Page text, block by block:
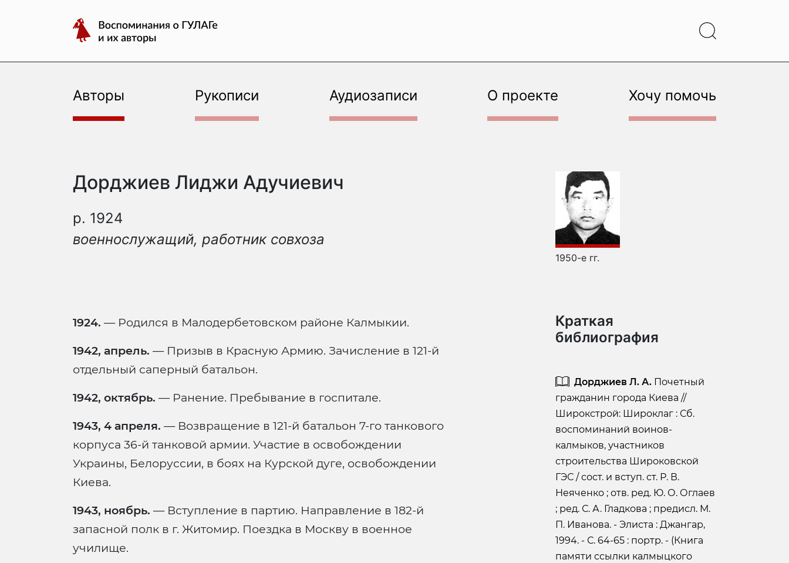
Воспоминания
о
и
авторы
Авторы Рукописи Аудиозаписи О проекте Хочу помочь
Дорджиев Лиджи Адучиевич
р. 1924
военнослужащий, работник совхоза
1950-е гг.
1924. — Родился в Малодербетовском районе Калмыкии.
1942, апрель. — Призыв в Красную Армию. Зачисление в 121-й
отдельный саперный батальон.
1942, октябрь. — Ранение. Пребывание в госпитале.
1943, 4 апреля. — Возвращение в 121-й батальон 7-го танкового
корпуса 36-й танковой армии. Участие в освобождении
Украины, Белоруссии, в боях на Курской дуге, освобождении
Киева.
1943, ноябрь. — Вступление в партию. Направление в 182-й
запасной полк в г. Житомир. Поездка в Москву в военное
училище.
Краткая
библиография
Дорджиев Л. А. Почетный
гражданин города Киева //
Широкстрой: Широклаг : Сб.
воспоминаний воинов-
калмыков, участников
строительства Широковской
ГЭС / сост. и вступ. ст. Р. В.
Неяченко ; отв. ред. Ю. О. Оглаев
; ред. С. А. Гладкова ; предисл. М.
П. Иванова. - Элиста : Джангар,
1994. - С. 64-65 : портр. - (Книга
памяти ссылки калмыцкого